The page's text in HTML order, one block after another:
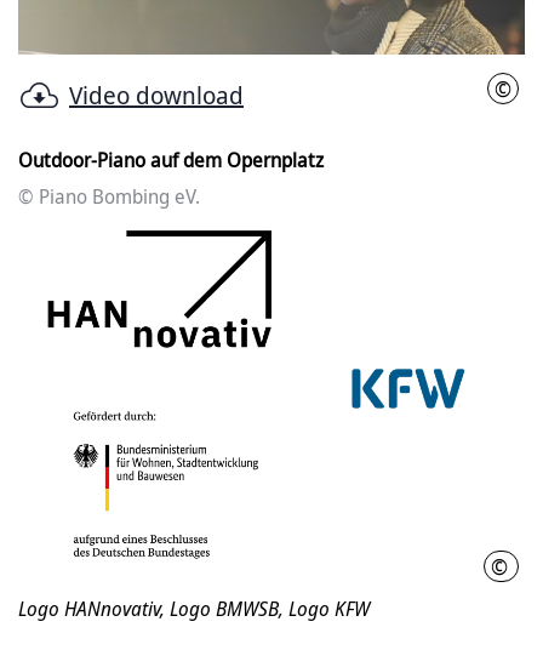
©
Video download
Outdoor-Piano auf dem Opernplatz
© Piano Bombing eV.
©
Logo HANnovativ, Logo BMWSB, Logo KFW